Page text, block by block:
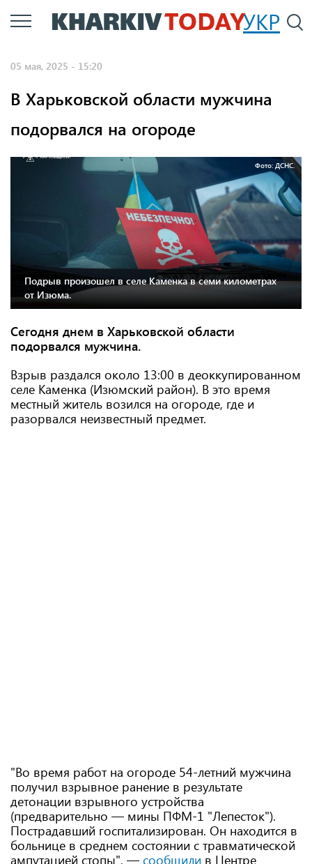
Перейти
к
УКР
05 мая, 2025 - 15:20
В Харьковской области мужчина
подорвался на огороде
Фото: ДСНС.
Подрыв произошел в селе Каменка в семи километрах
от Изюма.
Сегодня днем ​​в Харьковской области
подорвался мужчина.
Взрыв раздался около 13:00 в деоккупированном
селе Каменка (Изюмский район). В это время
местный житель возился на огороде, где и
разорвался неизвестный предмет.
"Во время работ на огороде 54-летний мужчина
получил взрывное ранение в результате
детонации взрывного устройства
(предварительно — мины ПФМ-1 "Лепесток").
Пострадавший госпитализирован. Он находится в
больнице в среднем состоянии с травматической
ампутацией стопы", — сообщили в Центре